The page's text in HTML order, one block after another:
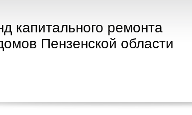
капитального ремонта
Пензенской области